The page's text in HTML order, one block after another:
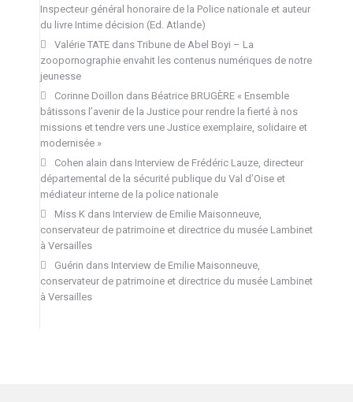
Inspecteur général honoraire de la Police nationale et auteur
du livre Intime décision (Ed. Atlande)
Valérie TATE dans Tribune de Abel Boyi – La
zoopornographie envahit les contenus numériques de notre
jeunesse
Corinne Doillon dans Béatrice BRUGÈRE « Ensemble
bâtissons l’avenir de la Justice pour rendre la fierté à nos
missions et tendre vers une Justice exemplaire, solidaire et
modernisée »
Cohen alain dans Interview de Frédéric Lauze, directeur
départemental de la sécurité publique du Val d’Oise et
médiateur interne de la police nationale
Miss K dans Interview de Emilie Maisonneuve,
conservateur de patrimoine et directrice du musée Lambinet
à Versailles
Guérin dans Interview de Emilie Maisonneuve,
conservateur de patrimoine et directrice du musée Lambinet
à Versailles